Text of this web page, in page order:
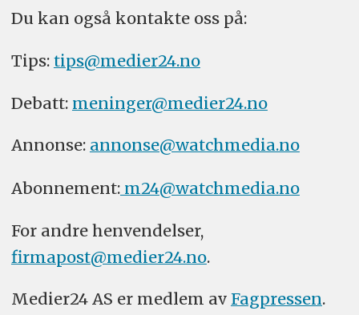
Du kan også kontakte oss på:
Tips: tips@medier24.no
Debatt: meninger@medier24.no
Annonse: annonse@watchmedia.no
Abonnement:m24@watchmedia.no
For andre henvendelser,
firmapost@medier24.no.
Medier24 AS er medlem av Fagpressen.